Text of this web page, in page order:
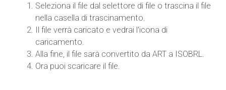
Seleziona il file dal selettore di file o trascina il file
nella casella di trascinamento.
Il file verrà caricato e vedrai l'icona di
caricamento.
Alla fine, il file sarà convertito da ART a ISOBRL.
Ora puoi scaricare il file.